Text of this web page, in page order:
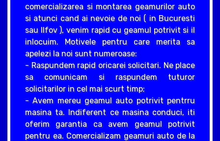
comercializarea si montarea geamurilor auto
si atunci cand ai nevoie de noi ( in Bucuresti
sau Ilfov ), venim rapid cu geamul potrivit si il
inlocuim. Motivele pentru care merita sa
apelezi la noi sunt numeroase:
- Raspundem rapid oricarei solicitari. Ne place
sa comunicam si raspundem tuturor
solicitarilor in cel mai scurt timp;
- Avem mereu geamul auto potrivit pentrru
masina ta. Indiferent ce masina conduci, iti
oferim garantia ca avem geamul potrivit
pentru ea. Comercializam geamuri auto de la